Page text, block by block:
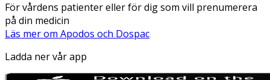
För vårdens patienter eller för dig som vill prenumerera
på din medicin
Läs mer om Apodos och Dospac
Ladda ner vår app